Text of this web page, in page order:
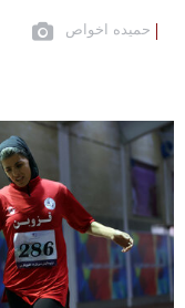
حمیده اخواص